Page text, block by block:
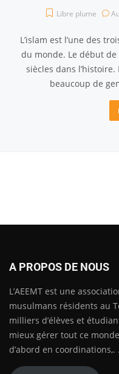
Libre plume
L’islam est l’une des
du monde. Le début
siècles dans
beaucoup de
A PROPOS DE NOUS
L’AEEMT est une
musulmans résidents au
milliers d’élèves et
mieux gérer tout ce
d’abord en coordinations,.